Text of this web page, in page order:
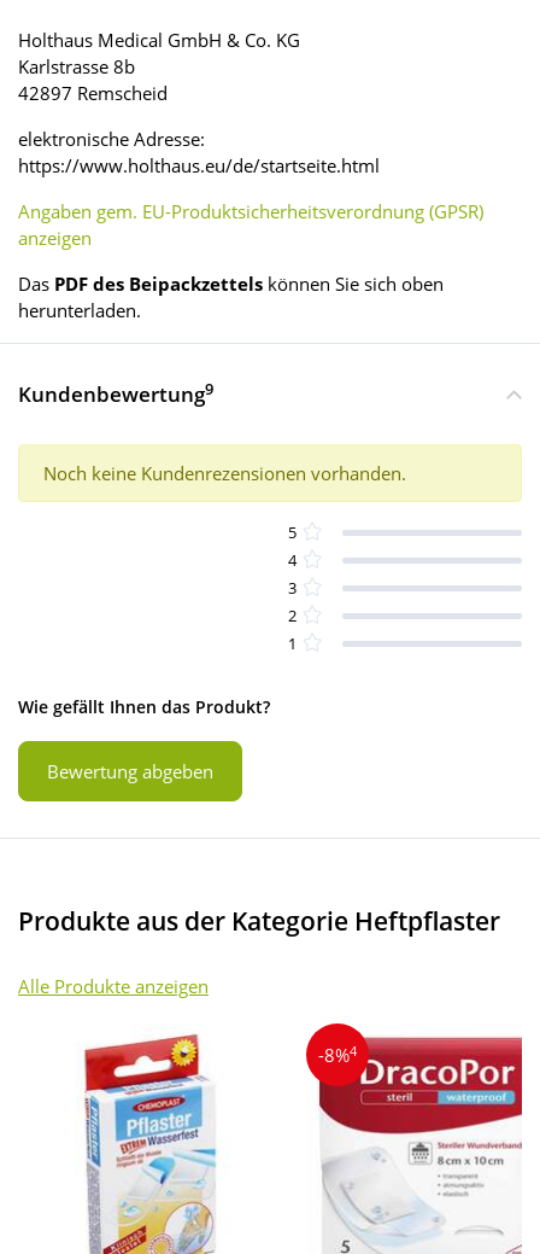
Holthaus Medical GmbH & Co. KG
Karlstrasse 8b
42897 Remscheid
elektronische Adresse:
https://www.holthaus.eu/de/startseite.html
Angaben gem. EU-Produktsicherheitsverordnung (GPSR)
anzeigen
Das PDF des Beipackzettels können Sie sich oben
herunterladen.
Kundenbewertung9
Noch keine Kundenrezensionen vorhanden.
5
4
3
2
1
Wie gefällt Ihnen das Produkt?
Bewertung abgeben
Produkte aus der Kategorie Heftpflaster
Alle Produkte anzeigen
-8%4